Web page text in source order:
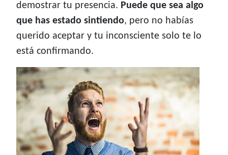
demostrar tu presencia. Puede que sea algo
que has estado sintiendo, pero no habías
querido aceptar y tu inconsciente solo te lo
está confirmando.